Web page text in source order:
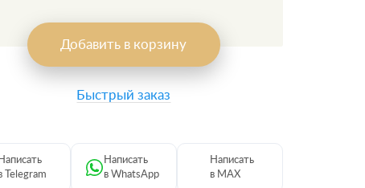
Добавить в корзину
Быстрый заказ
Написать
Telegram
Написать
в WhatsApp
Написать
в MAX